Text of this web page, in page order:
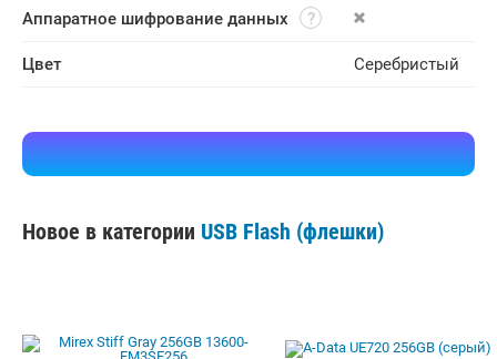
Аппаратное шифрование данных
Цвет Серебристый
Новое в категории USB Flash (флешки)